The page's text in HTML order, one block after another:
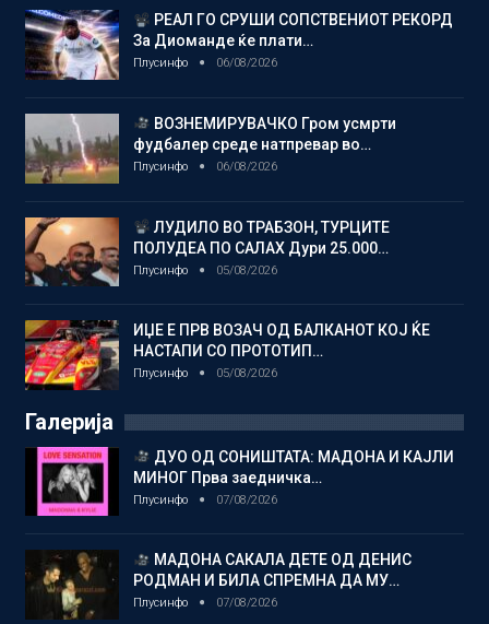
РЕАЛ ГО СРУШИ СОПСТВЕНИОТ РЕКОРД
За Диоманде ќе плати…
Плусинфо 06/08/2026
ВОЗНЕМИРУВАЧКО Гром усмрти
фудбалер среде натпревар во…
Плусинфо 06/08/2026
ЛУДИЛО ВО ТРАБЗОН, ТУРЦИТЕ
ПОЛУДЕА ПО САЛАХ Дури 25.000…
Плусинфо 05/08/2026
ИЏЕ Е ПРВ ВОЗАЧ ОД БАЛКАНОТ КОЈ ЌЕ
НАСТАПИ СО ПРОТОТИП…
Плусинфо 05/08/2026
Галерија
ДУО ОД СОНИШТАТА: МАДОНА И КАЈЛИ
МИНОГ Прва заедничка…
Плусинфо 07/08/2026
МАДОНА САКАЛА ДЕТЕ ОД ДЕНИС
РОДМАН И БИЛА СПРЕМНА ДА МУ…
Плусинфо 07/08/2026